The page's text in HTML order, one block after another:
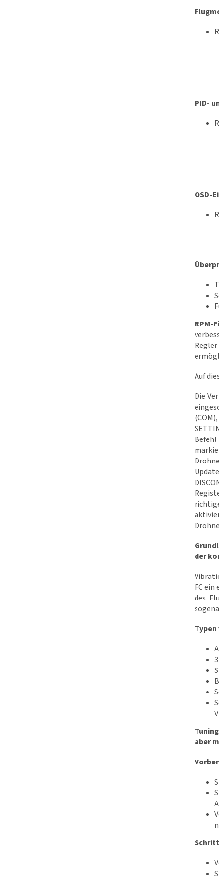
PID-
OSD-
RPM-
Auf
Die
Befehl
der
FC ein
des
Typen
aber